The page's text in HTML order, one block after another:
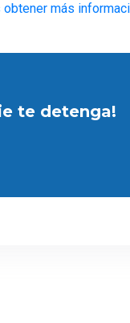
más
te detenga!